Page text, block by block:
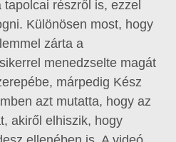
részről is, ezzel
Különösen most, hogy
zárta a
menedzselte magát
márpedig Kész
azt mutatta, hogy az
akiről elhiszik, hogy